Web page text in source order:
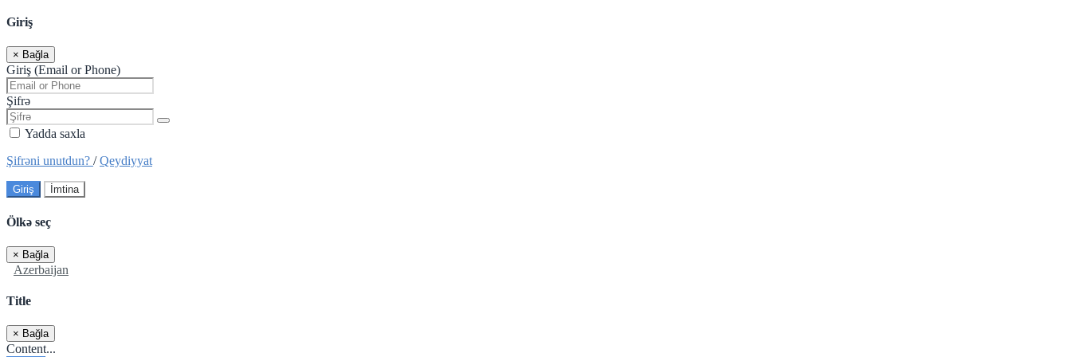
Giriş
× Bağla
Giriş (Email or Phone)
Şifrə
Yadda saxla
Şifrəni unutdun? /Qeydiyyat
Giriş İmtina
Ölkə seç
× Bağla
Azerbaijan
Title
× Bağla
Content...